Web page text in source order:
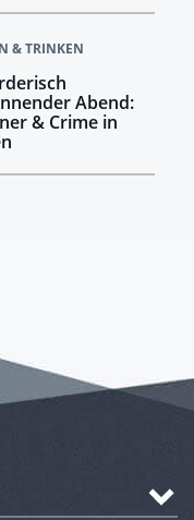
& TRINKEN
Abend:
& Crime in